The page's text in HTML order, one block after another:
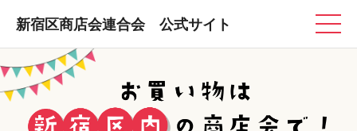
新宿区商店会連合会 公式サイト